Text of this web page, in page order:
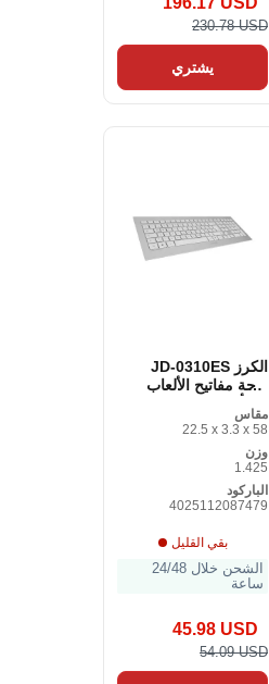
230.78 USD
يشتري
الكرز JD-0310ES
لوحة مفاتيح الألعاب
مقاس
22.5 x 3.3 x 58
وزن
1.425
الباركود
4025112087479
بقي القليل
الشحن خلال 24/48
ساعة
45.98 USD
54.09 USD